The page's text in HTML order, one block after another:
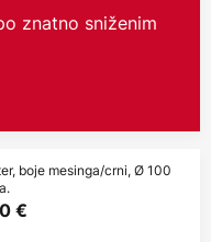
znatno sniženim
boje mesinga/crni, Ø 100
€